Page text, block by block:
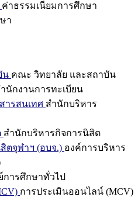
ค่าธรรมเนียมการศึกษา
า
น คณะ วิทยาลัย และสถาบัน
นักงานการทะเบียน
ารสนเทศ สำนักบริหาร
สำนักบริหารกิจการนิสิต
ตจุฬาฯ (อบจ.) องค์การบริหาร
การศึกษาทั่วไป
การประเมินออนไลน์ (MCV)